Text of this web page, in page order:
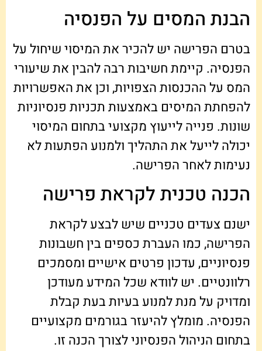
הבנת המסים על הפנסיה
בטרם הפרישה יש להכיר את המיסוי שיחול על
הפנסיה. קיימת חשיבות רבה להבין את שיעורי
המס על ההכנסות הצפויות, וכן את האפשרויות
להפחתת המיסים באמצעות תכניות פנסיוניות
שונות. פנייה לייעוץ מקצועי בתחום המיסוי
יכולה לייעל את התהליך ולמנוע הפתעות לא
נעימות לאחר הפרישה.
הכנה טכנית לקראת פרישה
ישנם צעדים טכניים שיש לבצע לקראת
הפרישה, כמו העברת כספים בין חשבונות
פנסיוניים, עדכון פרטים אישיים ומסמכים
רלוונטיים. יש לוודא שכל המידע מעודכן
ומדויק על מנת למנוע בעיות בעת קבלת
הפנסיה. מומלץ להיעזר בגורמים מקצועיים
בתחום הניהול הפנסיוני לצורך הכנה זו.